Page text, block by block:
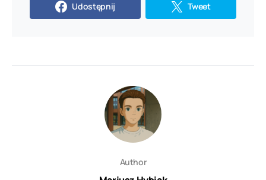
Udostępnij Tweet
Author